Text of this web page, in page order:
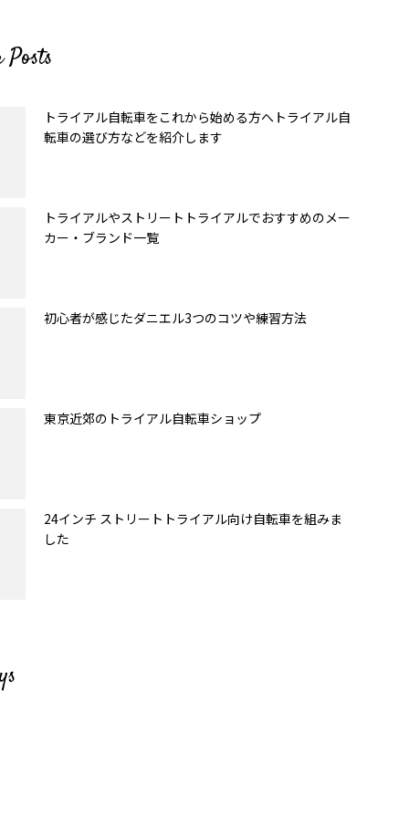
トライアル自転車をこれから始める方へトライアル自
転車の選び方などを紹介します
トライアルやストリートトライアルでおすすめのメー
カー・ブランド一覧
初心者が感じたダニエル3つのコツや練習方法
東京近郊のトライアル自転車ショップ
24インチ ストリートトライアル向け自転車を組みま
した